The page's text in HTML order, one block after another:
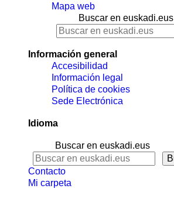
Mapa web
Buscar en euskadi.eus
Información general
Accesibilidad
Información legal
Política de cookies
Sede Electrónica
Idioma
Buscar en euskadi.eus
Contacto
Mi carpeta